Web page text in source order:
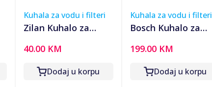
Kuhala za vodu i filteri
Zilan Kuhalo za
l, 1850-2200 W,
zelena - ZLN1303 GR
40.00 KM
Dodaj u korpu
Kuhala za vodu i filteri
Bosch Kuhalo za
lit., 2400 W, Styline -
TWK8611P
199.00 KM
Dodaj u korpu